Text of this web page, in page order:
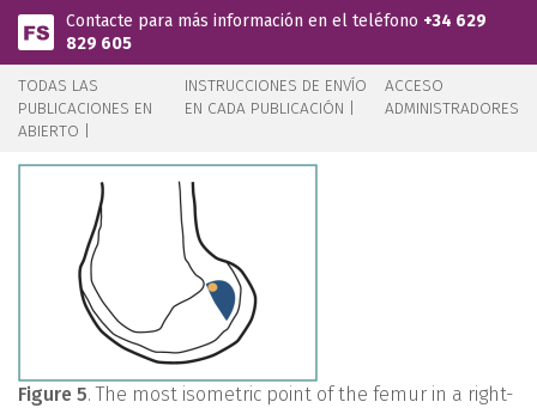
Pasar al contenido principal
Contacte para más información en el teléfono +34 629
829 605
TODAS LAS
PUBLICACIONES EN
ABIERTO |
INSTRUCCIONES DE ENVÍO
EN CADA PUBLICACIÓN |
ACCESO
ADMINISTRADORES
Figure 5. The most isometric point of the femur in a right-